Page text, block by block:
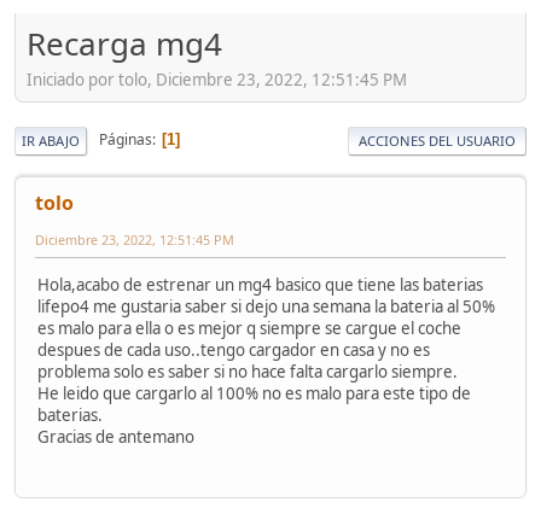
Recarga mg4
Iniciado por tolo, Diciembre 23, 2022, 12:51:45 PM
IR ABAJO Páginas 1 ACCIONES DEL USUARIO
tolo
Diciembre 23, 2022, 12:51:45 PM
Hola,acabo de estrenar un mg4 basico que tiene las baterias
lifepo4 me gustaria saber si dejo una semana la bateria al 50%
es malo para ella o es mejor q siempre se cargue el coche
despues de cada uso..tengo cargador en casa y no es
problema solo es saber si no hace falta cargarlo siempre.
He leido que cargarlo al 100% no es malo para este tipo de
baterias.
Gracias de antemano